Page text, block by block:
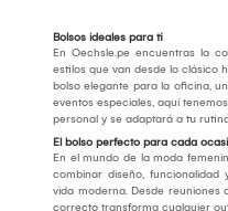
Bolsos ideales para ti
En Oechsle.pe encuentras la
estilos que van desde lo clásico
bolso elegante para la oficina,
eventos especiales, aquí
personal y se adaptará a tu
El bolso perfecto para cada
En el mundo de la moda
combinar diseño,
vida moderna. Desde reuniones
correcto transforma cualquier